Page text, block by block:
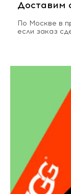
Доставим
По Москве в
если заказ